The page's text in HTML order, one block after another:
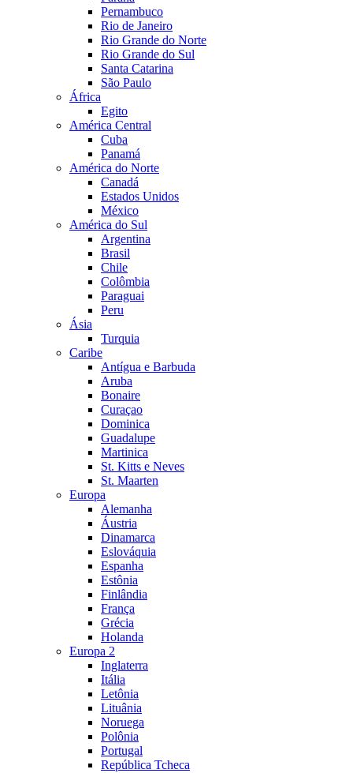
Pernambuco
Rio de Janeiro
Rio Grande do Norte
Rio Grande do Sul
Santa Catarina
São Paulo
África
Egito
América Central
Cuba
Panamá
América do Norte
Canadá
Estados Unidos
México
América do Sul
Argentina
Brasil
Chile
Colômbia
Paraguai
Peru
Ásia
Turquia
Caribe
Antígua e Barbuda
Aruba
Bonaire
Curaçao
Dominica
Guadalupe
Martinica
St. Kitts e Neves
St. Maarten
Europa
Alemanha
Áustria
Dinamarca
Eslováquia
Espanha
Estônia
Finlândia
França
Grécia
Holanda
Europa 2
Inglaterra
Itália
Letônia
Lituânia
Noruega
Polônia
Portugal
República Tcheca